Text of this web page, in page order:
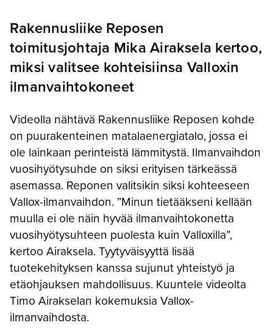
Rakennusliike Reposen
toimitusjohtaja Mika Airaksela kertoo,
miksi valitsee kohteisiinsa Valloxin
ilmanvaihtokoneet
Videolla nähtävä Rakennusliike Reposen kohde
on puurakenteinen matalaenergiatalo, jossa ei
ole lainkaan perinteistä lämmitystä. Ilmanvaihdon
vuosihyötysuhde on siksi erityisen tärkeässä
asemassa. Reponen valitsikin siksi kohteeseen
Vallox-ilmanvaihdon. ”Minun tietääkseni kellään
muulla ei ole näin hyvää ilmanvaihtokonetta
vuosihyötysuhteen puolesta kuin Valloxilla”,
kertoo Airaksela. Tyytyväisyyttä lisää
tuotekehityksen kanssa sujunut yhteistyö ja
etäohjauksen mahdollisuus. Kuuntele videolta
Timo Airakselan kokemuksia Vallox-
ilmanvaihdosta.